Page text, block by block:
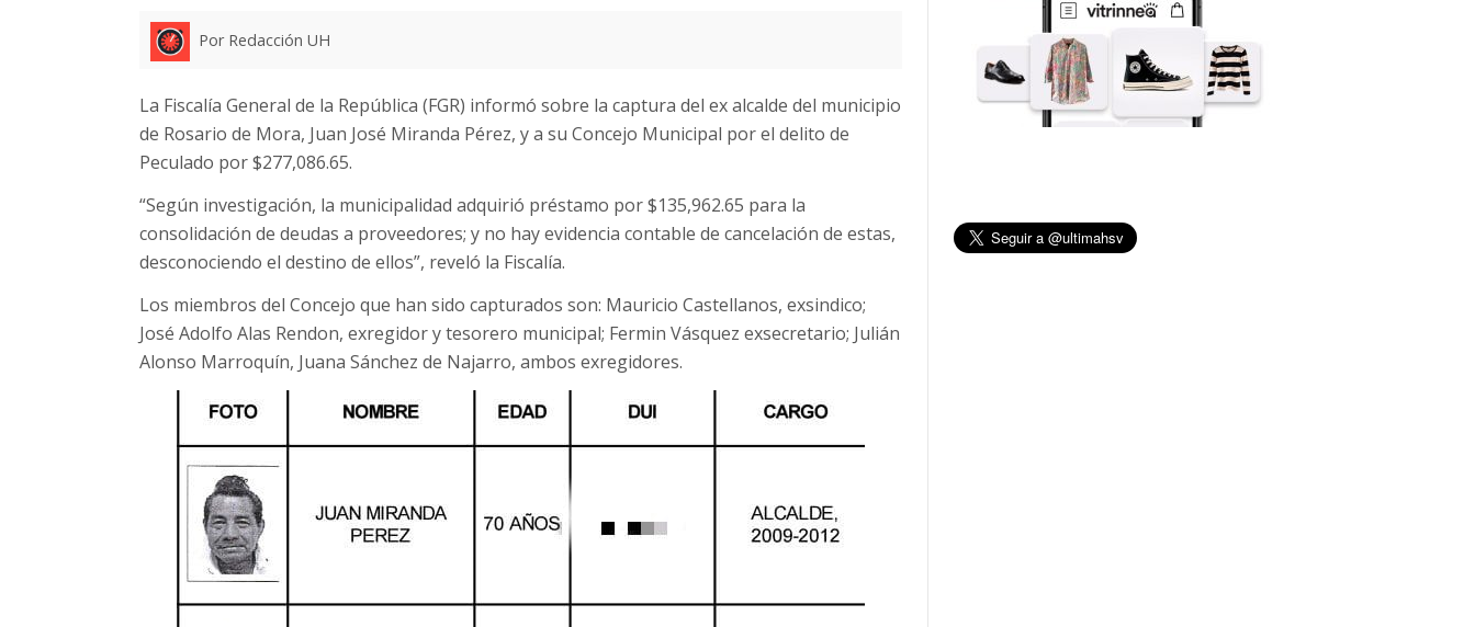
Por Redacción UH
La Fiscalía General de la República (FGR) informó sobre la captura del ex alcalde del municipio
de Rosario de Mora, Juan José Miranda Pérez, y a su Concejo Municipal por el delito de
Peculado por $277,086.65.
“Según investigación, la municipalidad adquirió préstamo por $135,962.65 para la
consolidación de deudas a proveedores; y no hay evidencia contable de cancelación de estas,
desconociendo el destino de ellos”, reveló la Fiscalía.
Los miembros del Concejo que han sido capturados son: Mauricio Castellanos, exsindico;
José Adolfo Alas Rendon, exregidor y tesorero municipal; Fermin Vásquez exsecretario; Julián
Alonso Marroquín, Juana Sánchez de Najarro, ambos exregidores.